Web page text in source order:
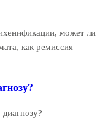
может ли
как ремиссия